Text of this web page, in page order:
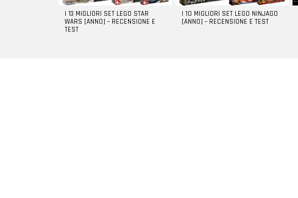
I 13 MIGLIORI SET LEGO STAR
WARS [ANNO] – RECENSIONE E
TEST
I 10 MIGLIORI SET LEGO NINJAGO
[ANNO] – RECENSIONE E TEST